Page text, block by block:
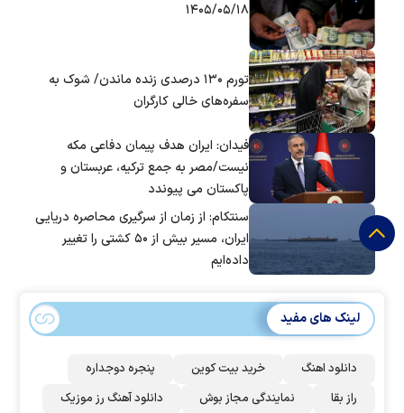
۱۴۰۵/۰۵/۱۸
تورم ۱۳۰ درصدی زنده ماندن/ شوک به
سفره‌های خالی کارگران
فیدان: ایران هدف پیمان دفاعی مکه
نیست/مصر به جمع ترکیه، عربستان و
پاکستان می پیوندد
سنتکام: از زمان از سرگیری محاصره دریایی
ایران، مسیر بیش از ۵۰ کشتی را تغییر
داده‌ایم
لینک های مفید
دانلود اهنگ خرید بیت کوین
پنجره دوجداره
راز بقا
نمایندگی مجاز بوش
دانلود آهنگ رز‌ موزیک